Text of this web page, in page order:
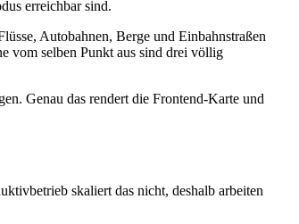
erreichbar sind.
Autobahnen, Berge und Einbahnstraßen
vom selben Punkt aus sind drei völlig
Genau das rendert die Frontend-Karte und
skaliert das nicht, deshalb arbeiten